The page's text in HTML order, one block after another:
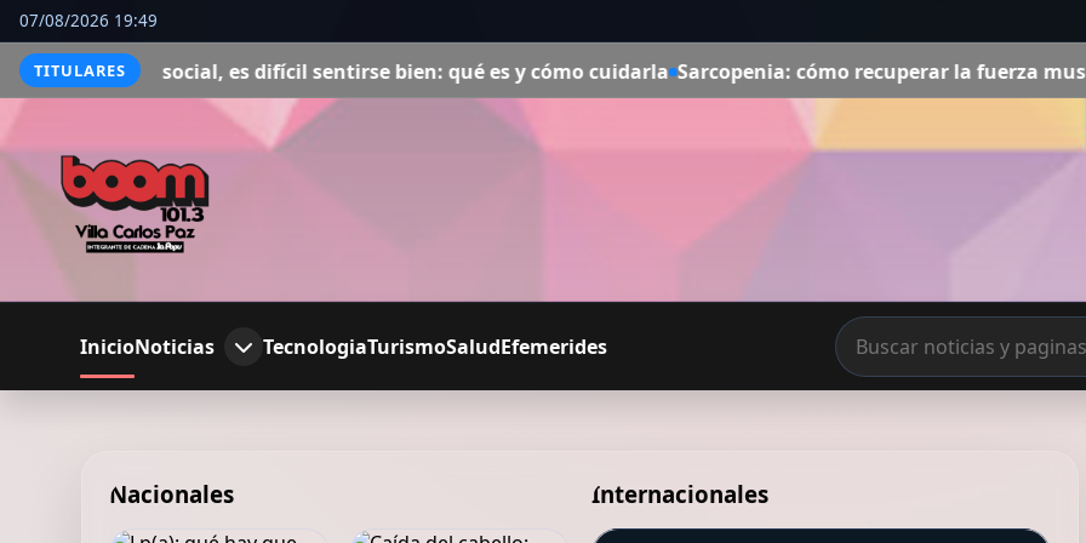
07/08/2026 19:49
TITULARES
social, es difícil sentirse bien: qué es y cómo cuidarla Sarcopenia: cómo recuperar la fuerza muscular en las
InicioNoticias TecnologiaTurismoSaludEfemerides
Nacionales Internacionales